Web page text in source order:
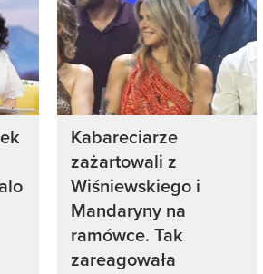
Kabareciarze
zażartowali z
Wiśniewskiego i
Mandaryny na
ramówce. Tak
zareagowała